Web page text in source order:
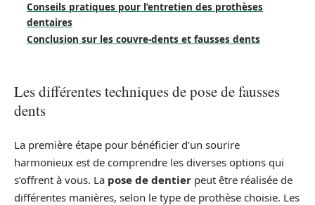
Conseils pratiques pour l’entretien des prothèses
dentaires
Conclusion sur les couvre-dents et fausses dents
Les différentes techniques de pose de fausses
dents
La première étape pour bénéficier d’un sourire
harmonieux est de comprendre les diverses options qui
s’offrent à vous. La pose de dentier peut être réalisée de
différentes manières, selon le type de prothèse choisie. Les